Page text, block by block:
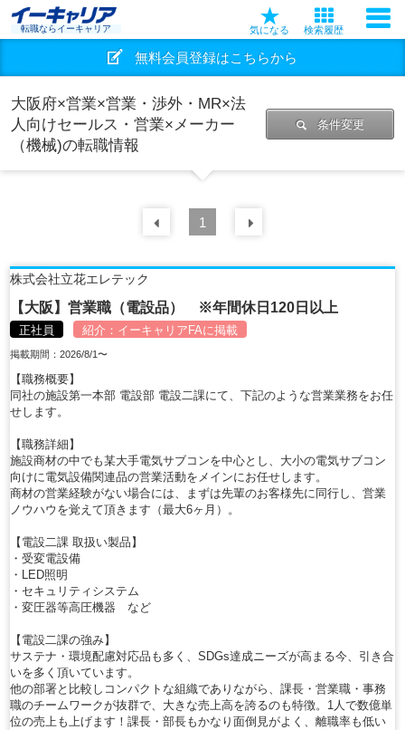
転職ならイーキャリア 気になる 検索履歴
無料会員登録はこちらから
大阪府×営業×営業・渉外・MR×法
人向けセールス・営業×メーカー
（機械)の転職情報
条件変更
前の 件
1
株式会社立花エレテック
【大阪】営業職（電設品） ※年間休日120日以上
正社員 紹介： イーキャリアFAに掲載
掲載期間：2026/8/1〜
【職務概要】
同社の施設第一本部 電設部 電設二課にて、下記のような営業業務をお任
せします。
【職務詳細】
施設商材の中でも某大手電気サブコンを中心とし、大小の電気サブコン
向けに電気設備関連品の営業活動をメインにお任せします。
商材の営業経験がない場合には、まずは先輩のお客様先に同行し、営業
ノウハウを覚えて頂きます（最大6ヶ月）。
【電設二課 取扱い製品】
・受変電設備
・LED照明
・セキュリティシステム
・変圧器等高圧機器 など
【電設二課の強み】
サステナ・環境配慮対応品も多く、SDGs達成ニーズが高まる今、引き合
いを多く頂いています。
他の部署と比較しコンパクトな組織でありながら、課長・営業職・事務
職のチームワークが抜群で、大きな売上高を誇るのも特徴。1人で数億単
位の売上も上げます！課長・部長もかなり面倒見がよく、離職率も低い